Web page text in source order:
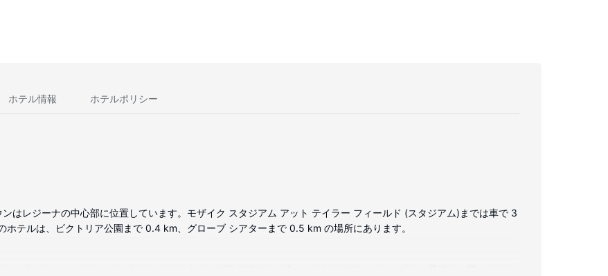
ホテル情報 ホテルポリシー
はレジーナの中心部に位置しています。モザイク スタジアム アット テイラー フィールド (スタジアム)までは車で 3
テルは、ビクトリア公園まで 0.4 km、グローブ シアターまで 0.5 km の場所にあります。